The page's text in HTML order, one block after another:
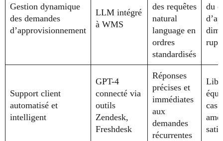
Gestion dynamique
des demandes
d’approvisionnement
LLM intégré
à WMS
des requêtes
natural
language en
ordres
standardisés
du
Support client
automatisé et
intelligent
GPT-4
connecté via
outils
Zendesk,
Freshdesk
Réponses
précises et
immédiates
aux
demandes
récurrentes
cas